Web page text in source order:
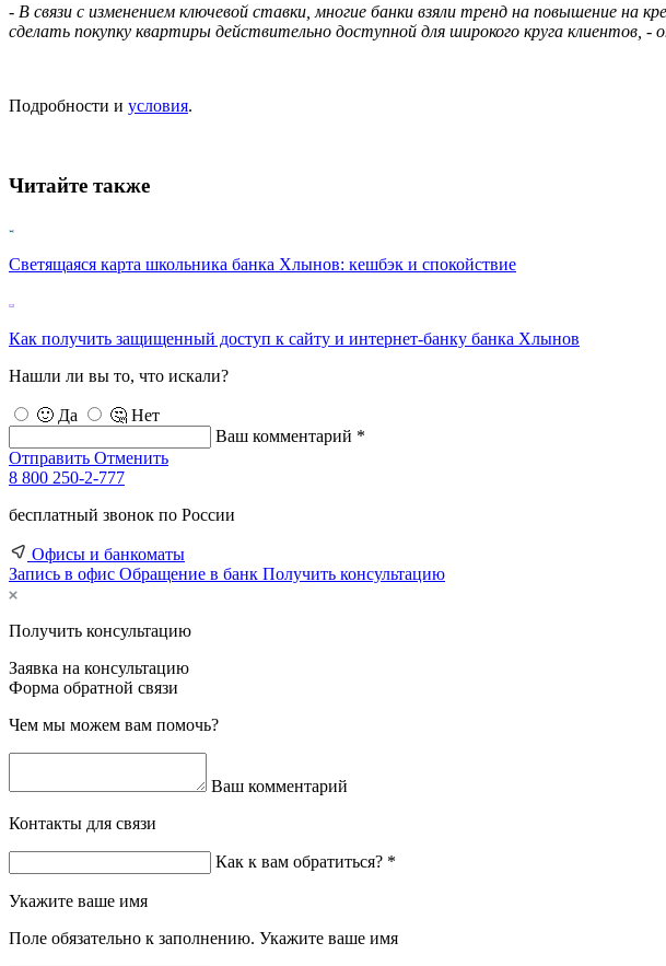
- В связи с изменением ключевой ставки, многие банки взяли тренд на повышение
сделать покупку квартиры действительно доступной для широкого круга клиентов,
Подробности и условия.
Читайте также
Светящаяся карта школьника банка Хлынов: кешбэк и спокойствие
Как получить защищенный доступ к сайту и интернет-банку банка Хлынов
Нашли ли вы то, что искали?
🙂 Да
🤔 Нет
Ваш комментарий *
Отправить Отменить
8 800 250-2-777
бесплатный звонок по России
Офисы и банкоматы
Запись в офис Обращение в банк Получить консультацию
Получить консультацию
Заявка на консультацию
Форма обратной связи
Чем мы можем вам помочь?
Ваш комментарий
Контакты для связи
Как к вам обратиться? *
Укажите ваше имя
Поле обязательно к заполнению. Укажите ваше имя